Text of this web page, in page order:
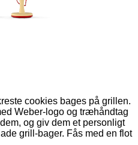
cookies bages på grillen.
Weber-logo og træhåndtag
og giv dem et personligt
grill-bager. Fås med en flot